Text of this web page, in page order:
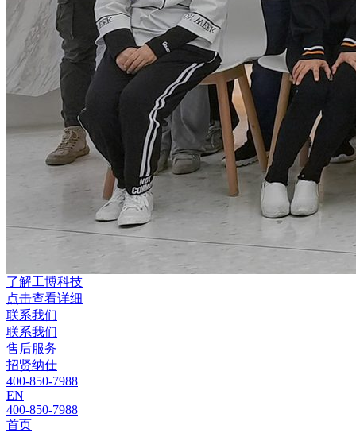
了解工博科技
点击查看详细
联系我们
联系我们
售后服务
招贤纳仕
400-850-7988
EN
400-850-7988
首页